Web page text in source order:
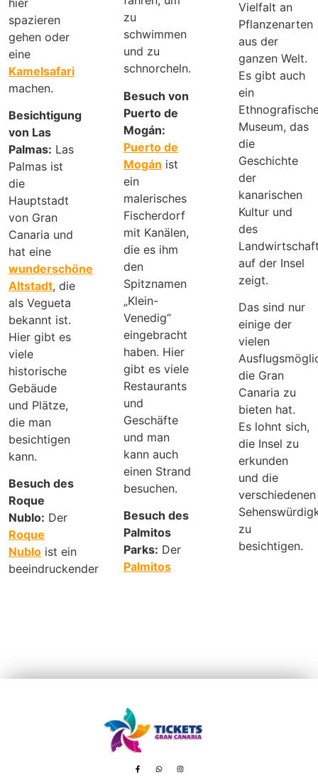
spazieren
gehen oder
eine
Kamelsafari
machen.
Besichtigung
von Las
Palmas: Las
Palmas ist
die
Hauptstadt
von Gran
Canaria und
hat eine
wunderschöne
Altstadt, die
als Vegueta
bekannt ist.
Hier gibt es
viele
historische
Gebäude
und Plätze,
die man
besichtigen
kann.
Besuch des
Roque
Nublo: Der
Roque
Nublo ist ein
beeindruckender
zu
schwimmen
und zu
schnorcheln.
Besuch von
Puerto de
Mogán:
Puerto de
Mogán ist
ein
malerisches
Fischerdorf
mit Kanälen,
die es ihm
den
Spitznamen
„Klein-
Venedig“
eingebracht
haben. Hier
gibt es viele
Restaurants
und
Geschäfte
und man
kann auch
einen Strand
besuchen.
Besuch des
Palmitos
Parks: Der
Palmitos
Vielfalt an
Pflanzenarten
aus der
ganzen Welt.
Es gibt auch
ein
Museum, das
die
Geschichte
der
kanarischen
Kultur und
des
auf der Insel
zeigt.
Das sind nur
einige der
vielen
die Gran
Canaria zu
bieten hat.
Es lohnt sich,
die Insel zu
erkunden
und die
verschiedenen
zu
besichtigen.